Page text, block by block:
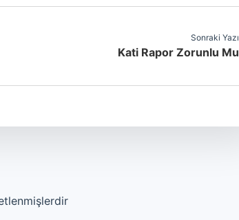
Sonraki Yazı
Kati Rapor Zorunlu Mu